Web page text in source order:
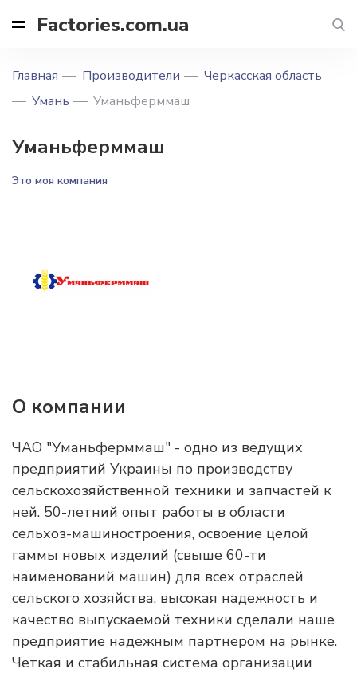
Factories.com.ua
Главная Производители
Черкасская область
Умань
Уманьферммаш
Уманьферммаш
Это моя компания
О компании
ЧАО "Уманьферммаш" - одно из ведущих
предприятий Украины по производству
сельскохозяйственной техники и запчастей к
ней. 50-летний опыт работы в области
сельхоз-машиностроения, освоение целой
гаммы новых изделий (свыше 60-ти
наименований машин) для всех отраслей
сельского хозяйства, высокая надежность и
качество выпускаемой техники сделали наше
предприятие надежным партнером на рынке.
Четкая и стабильная система организации